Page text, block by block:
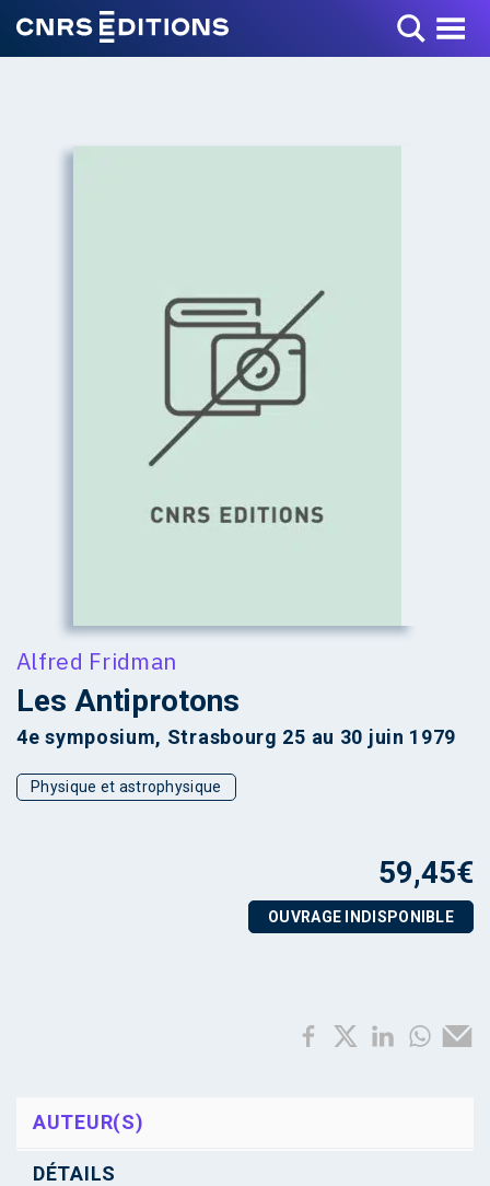
Toggle Menu
Alfred Fridman
Les Antiprotons
4e symposium, Strasbourg 25 au 30 juin 1979
Physique et astrophysique
59,45€
OUVRAGE INDISPONIBLE
AUTEUR(S)
DÉTAILS